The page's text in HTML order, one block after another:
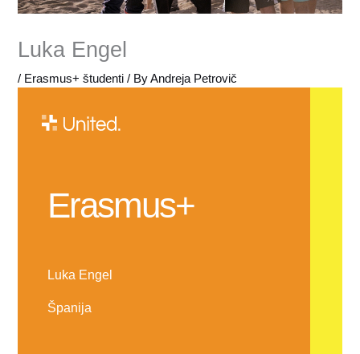
Luka Engel
/ Erasmus+ študenti / ByAndreja Petrovič
Erasmus+
Luka Engel
Španija